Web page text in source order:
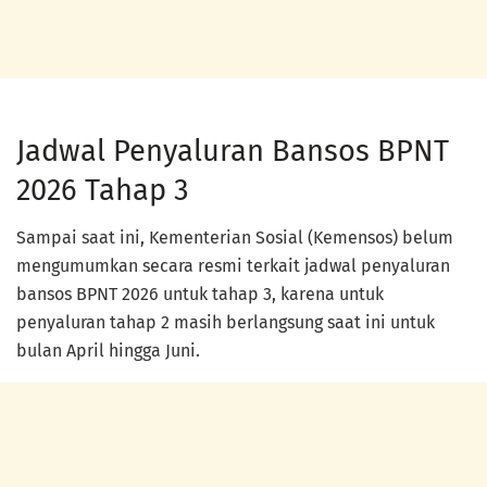
Jadwal Penyaluran Bansos BPNT
2026 Tahap 3
Sampai saat ini, Kementerian Sosial (Kemensos) belum
mengumumkan secara resmi terkait jadwal penyaluran
bansos BPNT 2026 untuk tahap 3, karena untuk
penyaluran tahap 2 masih berlangsung saat ini untuk
bulan April hingga Juni.